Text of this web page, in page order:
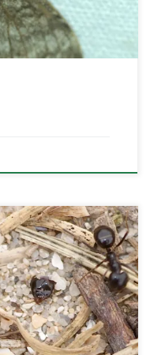
nid dans les arbres
de milliers
colonies font également
des colonies
Latreille,1798 La
: Insecte Hyménoptère